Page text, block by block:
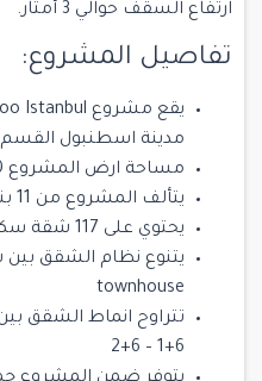
ارتفاع السقف حوالي 3 أمتار.
تفاصيل المشروع:
مدينة اسطنبول القسم
مساحة ارض المشروع 22.000 متر مربع
يتألف المشروع من 11 بناء سكني
يحتوي على 117 شقة سكنية
townhouse
6+1 – 6+2